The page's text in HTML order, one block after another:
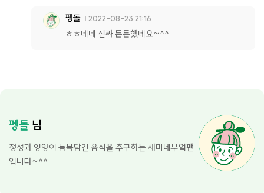
펭돌 2022-08-23 21:16
ㅎㅎ네네 진짜 든든했네요~^^
펭돌 님
정성과 영양이 듬뿍담긴 음식을 추구하는 새미네부엌팬
입니다~^^